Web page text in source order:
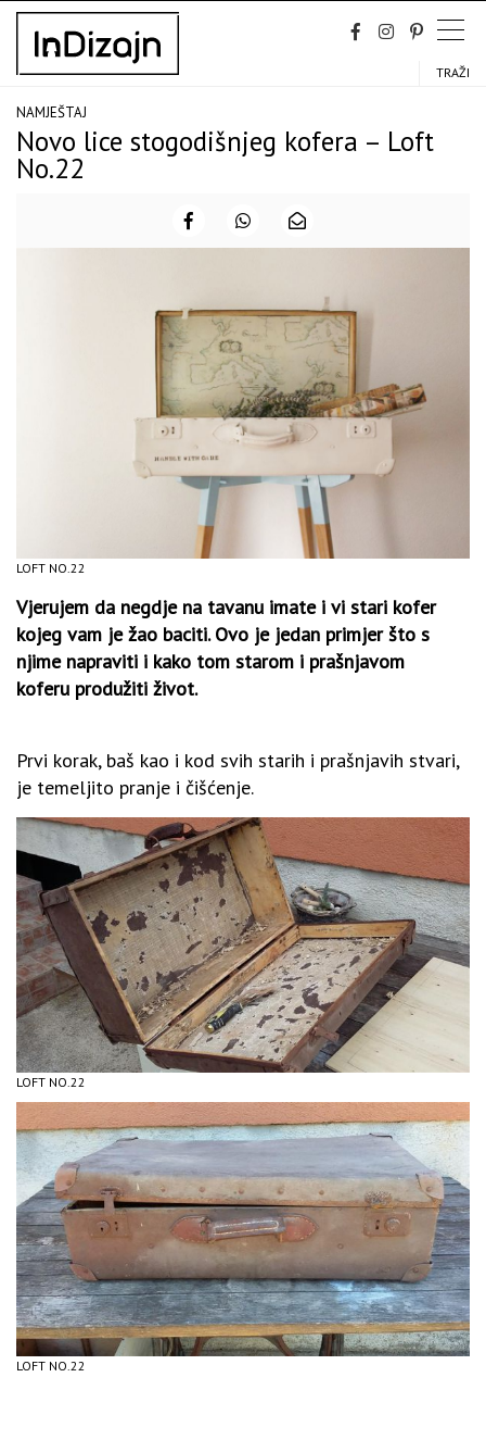
Skip
content
TRAŽI
NAMJEŠTAJ
Novo lice stogodišnjeg kofera – Loft
No.22
LOFT NO.22
Vjerujem da negdje na tavanu imate i vi stari kofer
kojeg vam je žao baciti. Ovo je jedan primjer što s
njime napraviti i kako tom starom i prašnjavom
koferu produžiti život.
Prvi korak, baš kao i kod svih starih i prašnjavih stvari,
je temeljito pranje i čišćenje.
LOFT NO.22
LOFT NO.22